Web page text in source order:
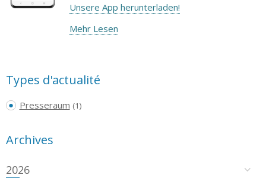
Unsere App herunterladen!
Mehr Lesen
Types d'actualité
Presseraum (1)
Archives
2026